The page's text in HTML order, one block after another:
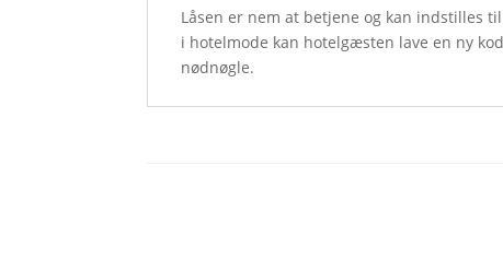
Låsen er nem at betjene og kan indstilles
i hotelmode kan hotelgæsten lave en ny
nødnøgle.